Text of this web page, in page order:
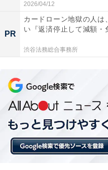
2026/04/12
PR
カードローン地獄の人は
い『返済停止して減額・
渋谷法務総合事務所